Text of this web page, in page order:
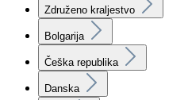
Združeno kraljestvo
Bolgarija
Češka republika
Danska